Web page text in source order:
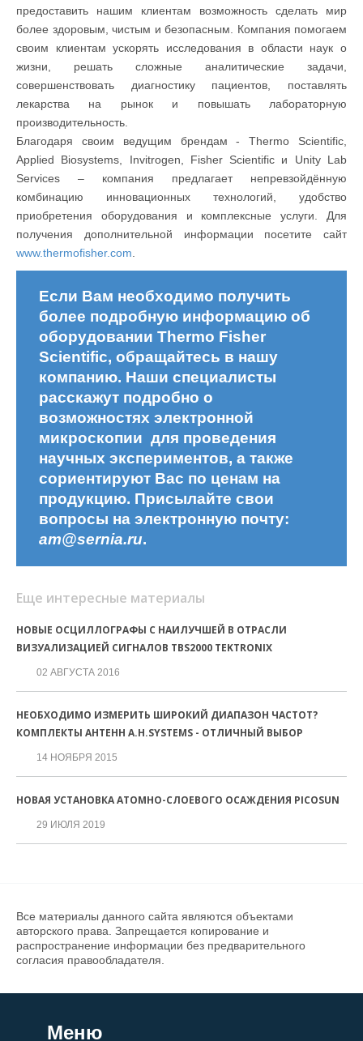
предоставить нашим клиентам возможность сделать мир
более здоровым, чистым и безопасным. Компания помогаем
своим клиентам ускорять исследования в области наук о
жизни, решать сложные аналитические задачи,
совершенствовать диагностику пациентов, поставлять
лекарства на рынок и повышать лабораторную
производительность.
Благодаря своим ведущим брендам - Thermo Scientific,
Applied Biosystems, Invitrogen, Fisher Scientific и Unity Lab
Services – компания предлагает непревзойдённую
комбинацию инновационных технологий, удобство
приобретения оборудования и комплексные услуги. Для
получения дополнительной информации посетите сайт
www.thermofisher.com
Если Вам необходимо получить
более подробную информацию об
оборудовании Thermo Fisher
Scientific, обращайтесь в нашу
компанию. Наши специалисты
расскажут подробно о
возможностях электронной
микроскопии для проведения
научных экспериментов, а также
сориентируют Вас по ценам на
продукцию. Присылайте свои
вопросы на электронную почту:
am@sernia.ru.
Еще интересные материалы
НОВЫЕ ОСЦИЛЛОГРАФЫ С НАИЛУЧШЕЙ В ОТРАСЛИ
ВИЗУАЛИЗАЦИЕЙ СИГНАЛОВ TBS2000 TEKTRONIX
02 АВГУСТА 2016
НЕОБХОДИМО ИЗМЕРИТЬ ШИРОКИЙ ДИАПАЗОН ЧАСТОТ?
КОМПЛЕКТЫ АНТЕНН A.H.SYSTEMS - ОТЛИЧНЫЙ ВЫБОР
14 НОЯБРЯ 2015
НОВАЯ УСТАНОВКА АТОМНО-СЛОЕВОГО ОСАЖДЕНИЯ PICOSUN
29 ИЮЛЯ 2019
Все материалы данного сайта являются объектами
авторского права. Запрещается копирование и
распространение информации без предварительного
согласия правообладателя.
Меню